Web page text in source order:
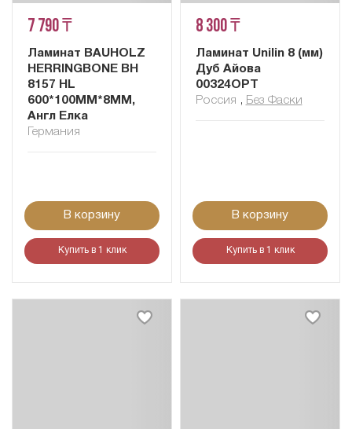
7 790 ₸
Ламинат BAUHOLZ
HERRINGBONE BH
8157 HL
600*100MM*8ММ,
Англ Елка
Германия
В корзину
Купить в 1 клик
8 300 ₸
Ламинат Unilin 8 (мм)
Дуб Айова
00324OPT
Россия , Без Фаски
В корзину
Купить в 1 клик